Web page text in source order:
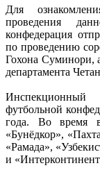
Для
проведения
конфедерация
по проведению
Гохона Суминори,
департамента
футбольной
года. Во время
«Бунёдкор»,
«Рамада»,
и